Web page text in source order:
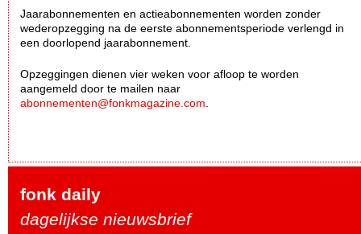
Jaarabonnementen en actieabonnementen worden zonder
wederopzegging na de eerste abonnementsperiode verlengd in
een doorlopend jaarabonnement.
Opzeggingen dienen vier weken voor afloop te worden
aangemeld door te mailen naar
abonnementen@fonkmagazine.com
fonk daily
dagelijkse nieuwsbrief